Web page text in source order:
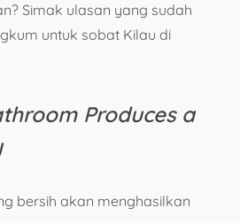
Simak ulasan yang sudah
untuk sobat Kilau di
Produces a
bersih akan menghasilkan